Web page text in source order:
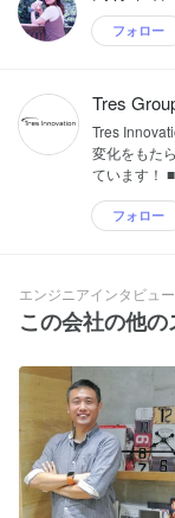
フォロー
Tres
Tres
変化をもた
ています！
フォロー
エンジニアインタビュー
この会社の他